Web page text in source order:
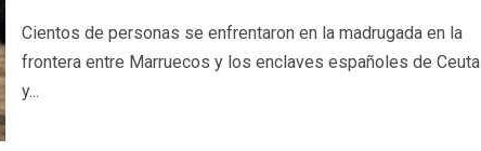
Cientos de personas se enfrentaron en la madrugada en la
frontera entre Marruecos y los enclaves españoles de Ceuta
y...